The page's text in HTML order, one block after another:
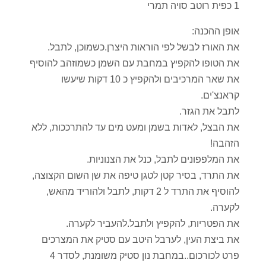
1 כפית רוטב סויה תמרי
אופן ההכנה:
את האורז לבשל לפי הוראות היצרן.כשמוכן, לתבל.
את הטופו להקפיץ במחבת עם השמן כשמוזהב להוסיף
את שאר המרכיבים ולהקפיץ כ 10 דקות שיעשו
קראנצ'ים.
לתבל את הגזר.
את הבצל, לאדות בשמן ומעט מים עד להתרככות, ללא
הזהבה!
את המלפפונים לתבל, כנל את הצנוניות.
את התרד, בסיר קטן לטגן טיפה את שן השום הקצוצה,
להוסיף את התרד ל 2 דקות, לתבל ולהוריד מהאש,
לקערה.
את הפטריות, להקפיץ ולתבל.להעביר לקערה.
את ביצת העין, לערבל היטב עם סטיק את המצרכים
פרט לכורכום..במחבת נון סטיק משומנת, לסדר 4